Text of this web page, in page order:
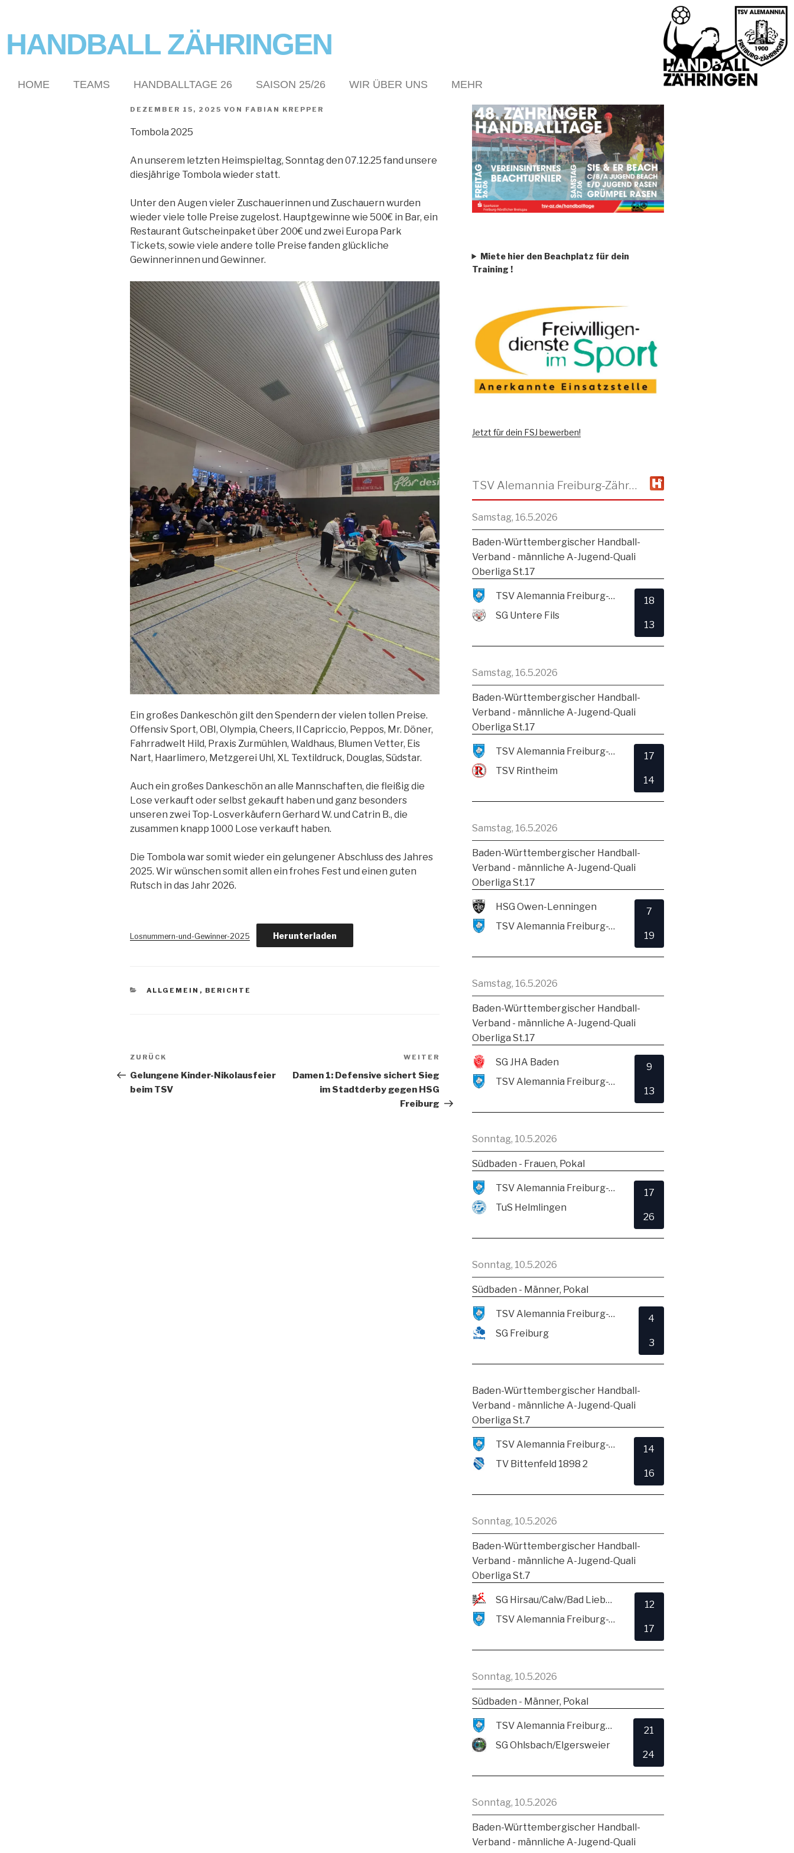
HANDBALL ZÄHRINGEN
HOME TEAMS HANDBALLTAGE 26 SAISON 25/26 WIR ÜBER UNS MEHR
DEZEMBER 15, 2025 VON FABIAN KREPPER
Tombola 2025
An unserem letzten Heimspieltag, Sonntag den 07.12.25 fand unsere
diesjährige Tombola wieder statt.
Unter den Augen vieler Zuschauerinnen und Zuschauern wurden
wieder viele tolle Preise zugelost. Hauptgewinne wie 500€ in Bar, ein
Restaurant Gutscheinpaket über 200€ und zwei Europa Park
Tickets, sowie viele andere tolle Preise fanden glückliche
Gewinnerinnen und Gewinner.
Ein großes Dankeschön gilt den Spendern der vielen tollen Preise.
Offensiv Sport, OBI, Olympia, Cheers, Il Capriccio, Peppos, Mr. Döner,
Fahrradwelt Hild, Praxis Zurmühlen, Waldhaus, Blumen Vetter, Eis
Nart, Haarlimero, Metzgerei Uhl, XL Textildruck, Douglas, Südstar.
Auch ein großes Dankeschön an alle Mannschaften, die fleißig die
Lose verkauft oder selbst gekauft haben und ganz besonders
unseren zwei Top-Losverkäufern Gerhard W. und Catrin B., die
zusammen knapp 1000 Lose verkauft haben.
Die Tombola war somit wieder ein gelungener Abschluss des Jahres
2025. Wir wünschen somit allen ein frohes Fest und einen guten
Rutsch in das Jahr 2026.
Losnummern-und-Gewinner-2025 Herunterladen
ALLGEMEIN , BERICHTE
ZURÜCK
Gelungene Kinder-Nikolausfeier
beim TSV
WEITER
Damen 1: Defensive sichert Sieg
im Stadtderby gegen HSG
Freiburg
Miete hier den Beachplatz für dein
Training !
Jetzt für dein FSJ bewerben!
TSV Alemannia Freiburg-Zähringen
Samstag, 16.5.2026
Baden-Württembergischer Handball-
Verband - männliche A-Jugend-Quali
Oberliga St.17
TSV Alemannia Freiburg-Zähringen
SG Untere Fils
18
13
Samstag, 16.5.2026
Baden-Württembergischer Handball-
Verband - männliche A-Jugend-Quali
Oberliga St.17
TSV Alemannia Freiburg-Zähringen
TSV Rintheim
17
14
Samstag, 16.5.2026
Baden-Württembergischer Handball-
Verband - männliche A-Jugend-Quali
Oberliga St.17
HSG Owen-Lenningen
TSV Alemannia Freiburg-Zähringen
7
19
Samstag, 16.5.2026
Baden-Württembergischer Handball-
Verband - männliche A-Jugend-Quali
Oberliga St.17
SG JHA Baden
TSV Alemannia Freiburg-Zähringen
9
13
Sonntag, 10.5.2026
Südbaden - Frauen, Pokal
TSV Alemannia Freiburg-Zähringen
TuS Helmlingen
17
26
Sonntag, 10.5.2026
Südbaden - Männer, Pokal
TSV Alemannia Freiburg-Zähringen
SG Freiburg
4
3
Baden-Württembergischer Handball-
Verband - männliche A-Jugend-Quali
Oberliga St.7
TSV Alemannia Freiburg-Zähringen
TV Bittenfeld 1898 2
14
16
Sonntag, 10.5.2026
Baden-Württembergischer Handball-
Verband - männliche A-Jugend-Quali
Oberliga St.7
SG Hirsau/Calw/Bad Liebenzell
TSV Alemannia Freiburg-Zähringen
12
17
Sonntag, 10.5.2026
Südbaden - Männer, Pokal
TSV Alemannia Freiburg-Zähringen
SG Ohlsbach/Elgersweier
21
24
Sonntag, 10.5.2026
Baden-Württembergischer Handball-
Verband - männliche A-Jugend-Quali